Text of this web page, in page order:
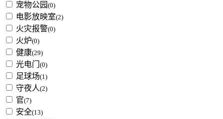
宠物公园 (0)
电影放映室(2)
火灾报警(0)
火炉(0)
健康(29)
光电门 (0)
足球场(1)
守夜人(2)
官(7)
安全(13)